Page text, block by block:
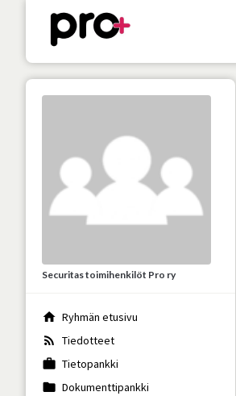
Securitas toimihenkilöt Pro ry
home Ryhmän etusivu
rss_feed Tiedotteet
work Tietopankki
folder Dokumenttipankki